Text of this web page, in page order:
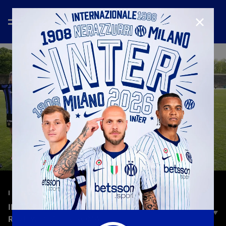
I M INTER WOMAN—22 apr 2025
INTER WOMEN IN CHAMPIONS | IL MATCH
REVIEW DI INTER-ROMA